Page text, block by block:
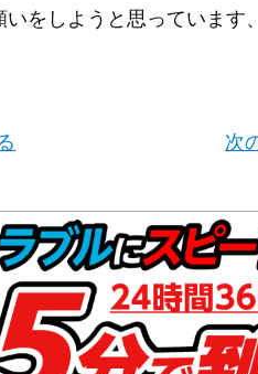
をしようと思っています
次